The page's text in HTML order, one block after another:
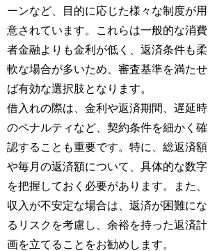
ーンなど、目的に応じた様々な制度が用
意されています。これらは一般的な消費
者金融よりも金利が低く、返済条件も柔
軟な場合が多いため、審査基準を満たせ
ば有効な選択肢となります。
借入れの際は、金利や返済期間、遅延時
のペナルティなど、契約条件を細かく確
認することも重要です。特に、総返済額
や毎月の返済額について、具体的な数字
を把握しておく必要があります。また、
収入が不安定な場合は、返済が困難にな
るリスクを考慮し、余裕を持った返済計
画を立てることをお勧めします。